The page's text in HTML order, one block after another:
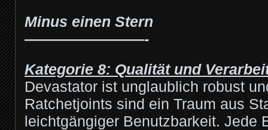
Minus einen Stern
————————-
Kategorie 8: Qualität und
Devastator ist unglaublich robust
Ratchetjoints sind ein Traum aus
leichtgängiger Benutzbarkeit. Jede